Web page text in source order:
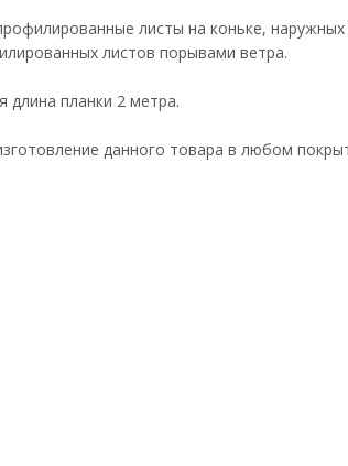
листы на коньке,
листов порывами ветра.
длина планки 2 метра.
данного товара в любом